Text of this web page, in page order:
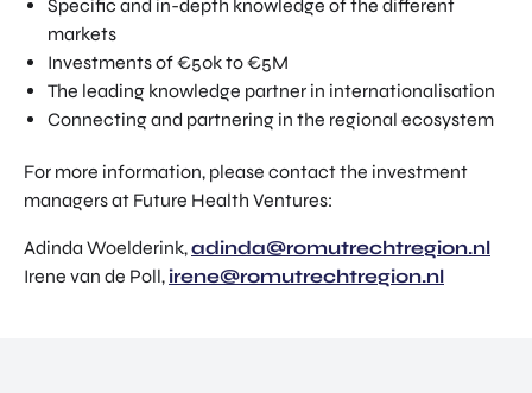
Specific and in-depth knowledge of the different
markets
Investments of €50k to €5M
The leading knowledge partner in internationalisation
Connecting and partnering in the regional ecosystem
For more information, please contact the investment
managers at Future Health Ventures:
Adinda Woelderink,adinda@romutrechtregion.nl
Irene van de Poll, irene@romutrechtregion.nl